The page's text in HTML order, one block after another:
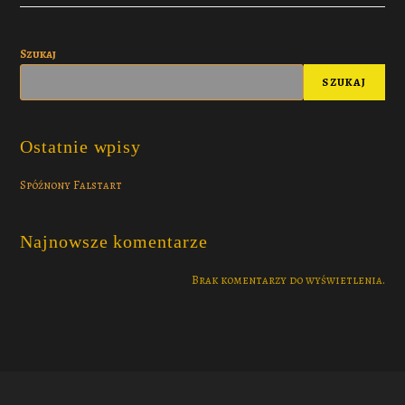
Szukaj
SZUKAJ
Ostatnie wpisy
Spóźnony Falstart
Najnowsze komentarze
Brak komentarzy do wyświetlenia.